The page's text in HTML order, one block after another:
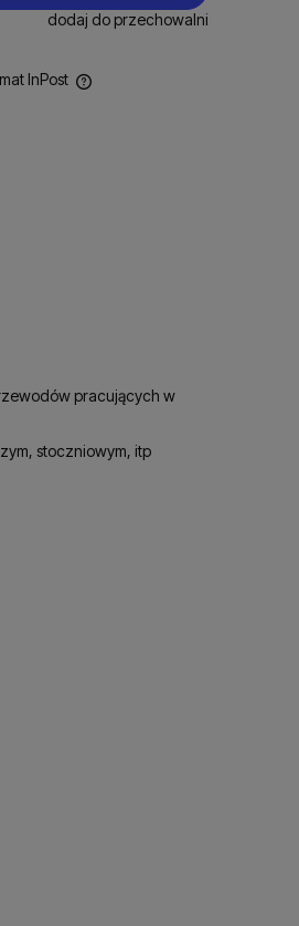
dodaj do przechowalni
InPost
pracujących w
stoczniowym, itp